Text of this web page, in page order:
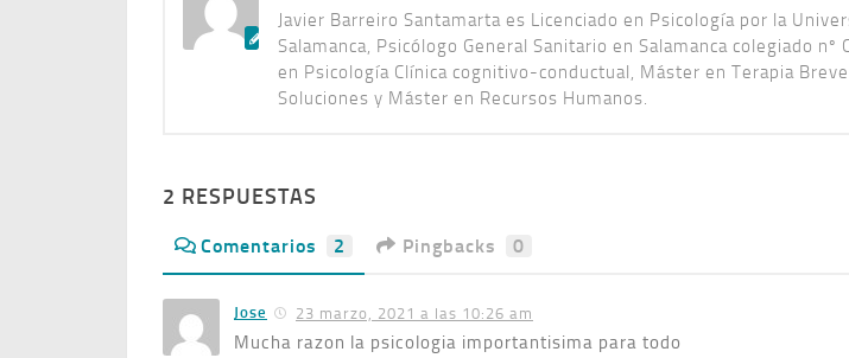
Javier Barreiro Santamarta es Licenciado en Psicología por la
Salamanca, Psicólogo General Sanitario en Salamanca colegiado nº
en Psicología Clínica cognitivo-conductual, Máster en Terapia
Soluciones y Máster en Recursos Humanos.
2 RESPUESTAS
Comentarios 2 Pingbacks 0
Jose 23 marzo, 2021 a las 10:26 am
Mucha razon la psicologia importantisima para todo